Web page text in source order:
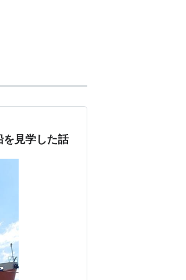
辰浪汽船が引き
たが、太平洋戦
れた。
ている。
見学した話